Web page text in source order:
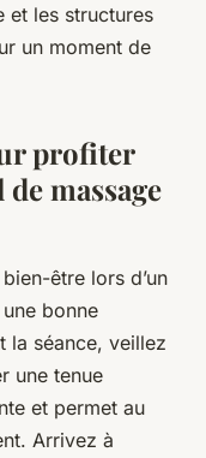
et les structures
un moment de
profiter
massage
être lors d’un
bonne
la séance, veillez
une tenue
et permet au
Arrivez à